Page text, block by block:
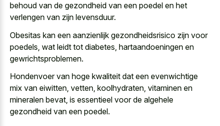
behoud van de gezondheid van een poedel en het
verlengen van zijn levensduur.
Obesitas kan een aanzienlijk gezondheidsrisico zijn voor
poedels, wat leidt tot diabetes, hartaandoeningen en
gewrichtsproblemen.
Hondenvoer van hoge kwaliteit dat een evenwichtige
mix van eiwitten, vetten, koolhydraten, vitaminen en
mineralen bevat, is essentieel voor de algehele
gezondheid van een poedel.